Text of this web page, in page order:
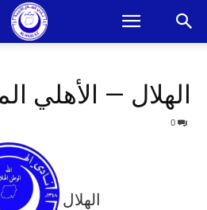
الهلال — الأهلي
الهلال